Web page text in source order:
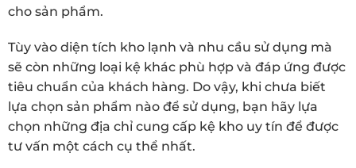
cho sản phẩm.
Tùy vào diện tích kho lạnh và nhu cầu sử dụng mà
sẽ còn những loại kệ khác phù hợp và đáp ứng được
tiêu chuẩn của khách hàng. Do vậy, khi chưa biết
lựa chọn sản phẩm nào để sử dụng, bạn hãy lựa
chọn những địa chỉ cung cấp kệ kho uy tín để được
tư vấn một cách cụ thể nhất.